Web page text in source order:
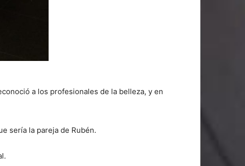
a los profesionales de la belleza, y en
sería la pareja de Rubén.